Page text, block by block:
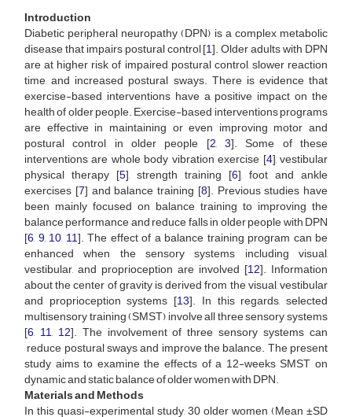
Introduction
Diabetic peripheral neuropathy (DPN) is a complex metabolic
disease that impairs postural control [1]. Older adults with DPN
are at higher risk of impaired postural control, slower reaction
time, and increased postural sways. There is evidence that
exercise-based interventions have a positive impact on the
health of older people. Exercise-based interventions programs
are effective in maintaining or even improving motor and
postural control in older people [2,3]. Some of these
interventions are whole body vibration exercise [4], vestibular
physical therapy [5], strength training [6], foot and ankle
exercises [7] and balance training [8]. Previous studies have
been mainly focused on balance training to improving the
balance performance and reduce falls in older people with DPN
[6,9,10, 11]. The effect of a balance training program can be
enhanced when the sensory systems including visual,
vestibular, and proprioception are involved [12]. Information
about the center of gravity is derived from the visual, vestibular
and proprioception systems [13]. In this regards, selected
multisensory training (SMST) involve all three sensory systems
[6, 11, 12]. The involvement of three sensory systems can
reduce postural sways and improve the balance. The present
study aims to examine the effects of a 12-weeks SMST on
dynamic and static balance of older women with DPN.
Materials and Methods
In this quasi-experimental study, 30 older women (Mean ±SD